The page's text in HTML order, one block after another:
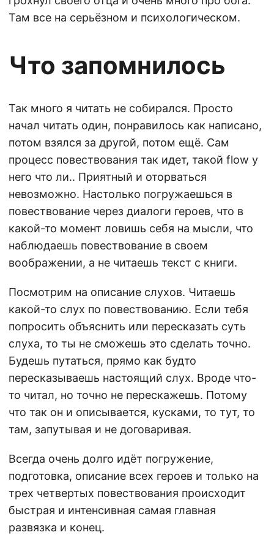
Там все на серьёзном и психологическом.
Что запомнилось
Так много я читать не собирался. Просто
начал читать один, понравилось как написано,
потом взялся за другой, потом ещё. Сам
процесс повествования так идет, такой flow у
него что ли.. Приятный и оторваться
невозможно. Настолько погружаешься в
повествование через диалоги героев, что в
какой-то момент ловишь себя на мысли, что
наблюдаешь повествование в своем
воображении, а не читаешь текст с книги.
Посмотрим на описание слухов. Читаешь
какой-то слух по повествованию. Если тебя
попросить объяснить или пересказать суть
слуха, то ты не сможешь это сделать точно.
Будешь путаться, прямо как будто
пересказываешь настоящий слух. Вроде что-
то читал, но точно не перескажешь. Потому
что так он и описывается, кусками, то тут, то
там, запутывая и не договаривая.
Всегда очень долго идёт погружение,
подготовка, описание всех героев и только на
трех четвертых повествования происходит
быстрая и интенсивная самая главная
развязка и конец.